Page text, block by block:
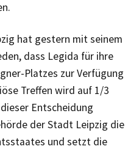
hat gestern mit seinem
dass Legida für ihre
Platzes zur Verfügung
Treffen wird auf 1/3
Entscheidung
der Stadt Leipzig die
und setzt die